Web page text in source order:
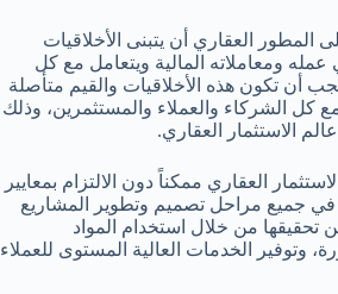
المطور العقاري أن يتبنى الأخلاقيات
عمله ومعاملاته المالية ويتعامل مع كل
أن تكون هذه الأخلاقيات والقيم متأصلة
كل الشركاء والعملاء والمستثمرين، وذلك
الاستثمار العقاري.
العقاري ممكناً دون الالتزام بمعايير
في جميع مراحل تصميم وتطوير المشاريع
تحقيقها من خلال استخدام المواد
وتوفير الخدمات العالية المستوى للعملاء